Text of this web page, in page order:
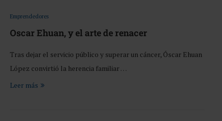
Emprendedores
Oscar Ehuan, y el arte de renacer
Tras dejar el servicio público y superar un cáncer, Óscar Ehuan
López convirtió la herencia familiar …
Leer más